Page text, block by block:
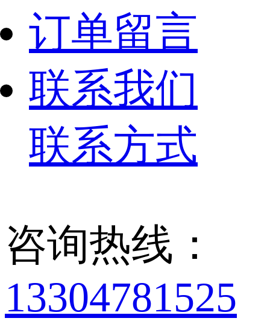
订单留言
联系我们
联系方式
咨询热线：
13304781525